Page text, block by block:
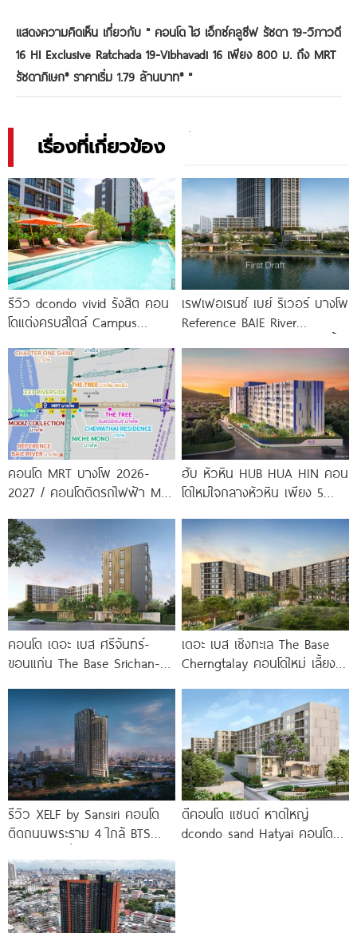
แสดงความคิดเห็น เกี่ยวกับ " คอนโด ไฮ เอ็กซ์คลูซีฟ รัชดา 19-วิภาวดี
16 HI Exclusive Ratchada 19-Vibhavadi 16 เพียง 800 ม. ถึง MRT
รัชดาภิเษก* ราคาเริ่ม 1.79 ล้านบาท*"
เรื่องที่เกี่ยวข้อง
รีวิว dcondo vivid รังสิต คอน
โดแต่งครบสไตล์ Campus
พร้อมรับ-ส่ง
เรฟเฟอเรนซ์ เบย์ ริเวอร์ บางโพ
Reference BAIE River
จาก
คอนโด MRT บางโพ 2026-
2027 / คอนโดติดรถไฟฟ้า MRT
ฮับ หัวหิน HUB HUA HIN คอน
โดใหม่ใจกลางหัวหิน เพียง 5
คอนโด เดอะ เบส ศรีจันทร์-
ขอนแก่น The Base Srichan-
ขอนแก่น
เดอะ เบส เชิงทะเล The Base
Cherngtalay คอนโดใหม่ เลี้ยง
รีวิว XELF by Sansiri คอนโด
ติดถนนพระราม 4 ใกล้ BTS
ดีคอนโด แซนด์ หาดใหญ่
dcondo sand Hatyai คอนโด